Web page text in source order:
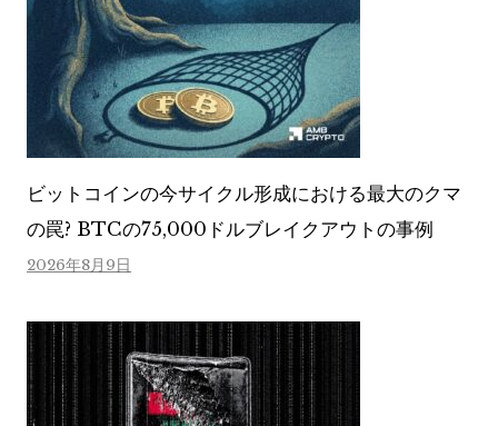
ビットコインの今サイクル形成における最大のクマ
の罠? BTCの75,000ドルブレイクアウトの事例
2026年8月9日